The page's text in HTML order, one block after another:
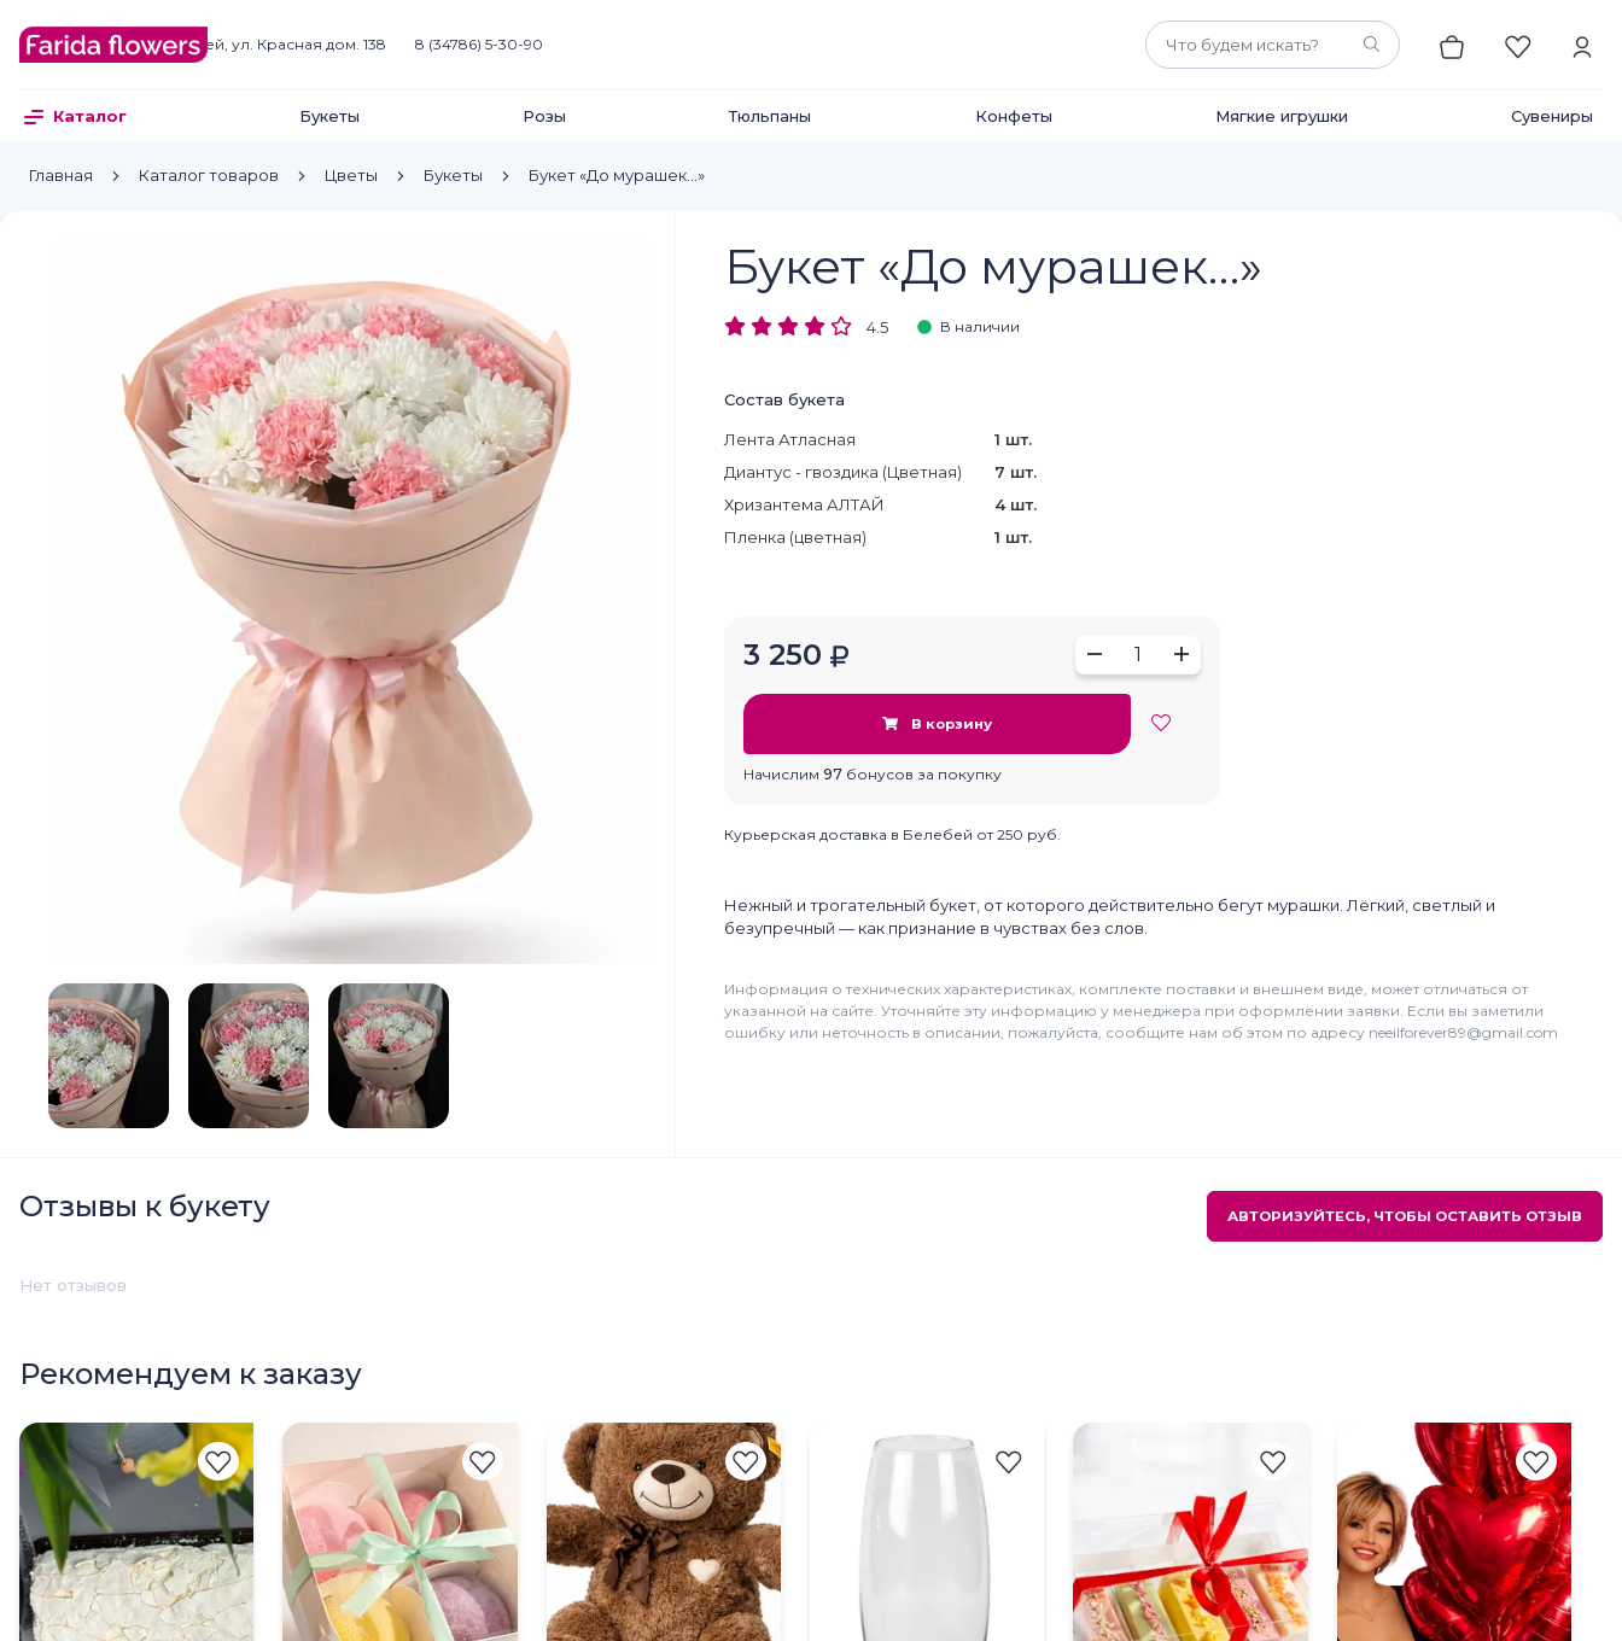
Белебей г. Белебей, ул. Красная дом. 138 8 (34786) 5-30-90
Каталог Букеты Розы Тюльпаны Конфеты Мягкие игрушки Сувениры
Главная Каталог товаров Цветы Букеты Букет «До мурашек…»
Букет «До мурашек…»
4.5 В наличии
Состав букета
Лента Атласная
1 шт.
Диантус - гвоздика (Цветная)
7 шт.
Хризантема АЛТАЙ
4 шт.
Пленка (цветная)
1 шт.
3 250 1
В корзину
Начислим 97 бонусов за покупку
Курьерская доставка в Белебей от 250 руб.
Нежный и трогательный букет, от которого действительно бегут мурашки. Лёгкий, светлый и
безупречный — как признание в чувствах без слов.
Информация о технических характеристиках, комплекте поставки и внешнем виде, может отличаться от
указанной на сайте. Уточняйте эту информацию у менеджера при оформлении заявки. Если вы заметили
ошибку или неточность в описании, пожалуйста, сообщите нам об этом по адресу neeilforever89@gmail.com
Отзывы к букету АВТОРИЗУЙТЕСЬ, ЧТОБЫ ОСТАВИТЬ ОТЗЫВ
Нет отзывов
Рекомендуем к заказу